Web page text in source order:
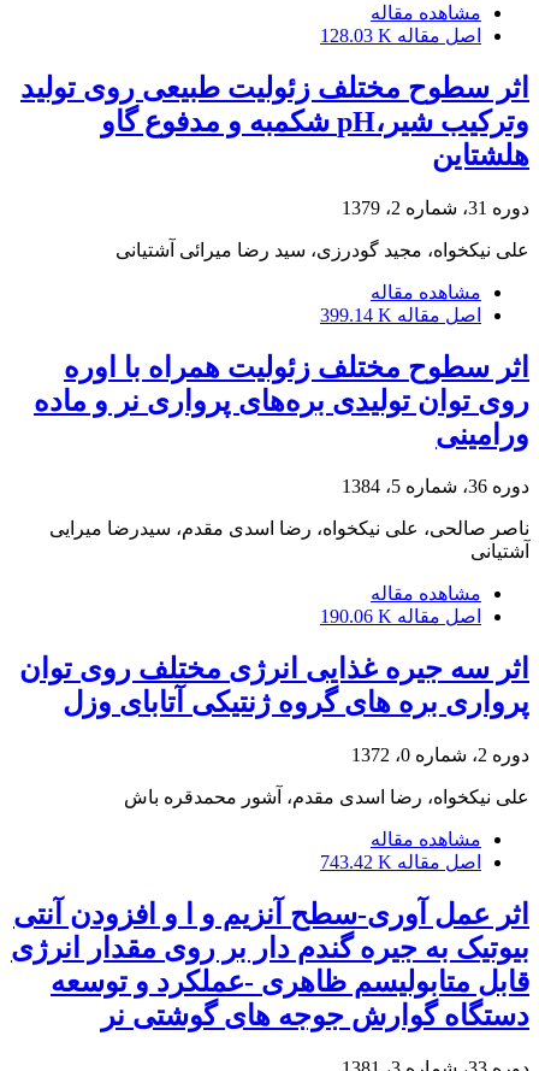
مشاهده مقاله
اصل مقاله 128.03 K
اثر سطوح مختلف زئولیت طبیعی روی تولید
وترکیب شیر،pH شکمبه و مدفوع گاو
هلشتاین
دوره 31، شماره 2، 1379
علی نیکخواه، مجید گودرزی، سید رضا میرائی آشتیانی
مشاهده مقاله
اصل مقاله 399.14 K
اثر سطوح مختلف زئولیت همراه با اوره
روی توان تولیدی بره‌های پرواری نر و ماده
ورامینی
دوره 36، شماره 5، 1384
ناصر صالحی، علی نیکخواه، رضا اسدی مقدم، سیدرضا میرایی
آشتیانی
مشاهده مقاله
اصل مقاله 190.06 K
اثر سه جیره غذایی انرژی مختلف روی توان
پرواری بره های گروه ژنتیکی آتابای وزل
دوره 2، شماره 0، 1372
علی نیکخواه، رضا اسدی مقدم، آشور محمدقره باش
مشاهده مقاله
اصل مقاله 743.42 K
اثر عمل آوری-سطح آنزیم و ا و افزودن آنتی
بیوتیک به جیره گندم دار بر روی مقدار انرژی
قابل متابولیسم ظاهری -عملکرد و توسعه
دستگاه گوارش جوجه های گوشتی نر